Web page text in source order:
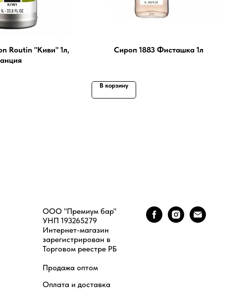
Routin "Киви" 1л,
Сироп 1883 Фисташка 1л
В корзину
ООО "Премиум бар"
УНП 193265279
Интернет-магазин
зарегистрирован в
Торговом реестре РБ
Продажа оптом
Оплата и доставка